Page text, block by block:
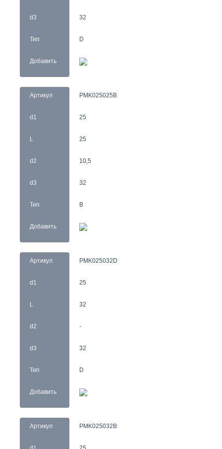
d3
Тип
Добавить
32
D
Артикул
d1
L
d2
d3
Тип
Добавить
PMK025025B
25
25
10,5
32
B
Артикул
d1
L
d2
d3
Тип
Добавить
PMK025032D
25
32
-
32
D
Артикул PMK025032B